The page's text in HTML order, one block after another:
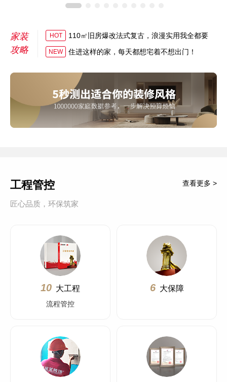
家装
攻略
HOT 110㎡旧房爆改法式复古，浪漫实用我全都要
NEW 住进这样的家，每天都想宅着不想出门！
工程管控
匠心品质，环保筑家
查看更多 >
10 大工程
流程管控
6 大保障